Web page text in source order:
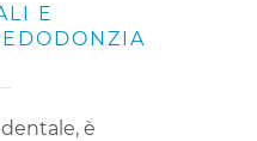
E
è